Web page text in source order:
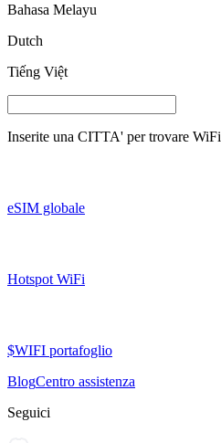
Bahasa Melayu
Dutch
Tiếng Việt
Inserite una CITTA' per trovare WiFi
eSIM globale
Hotspot WiFi
$WIFI portafoglio
BlogCentro assistenza
Seguici